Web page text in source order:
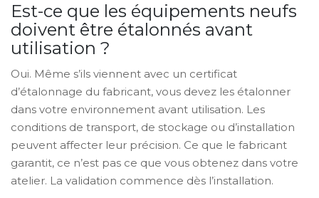
Est-ce que les équipements neufs
doivent être étalonnés avant
utilisation ?
Oui. Même s’ils viennent avec un certificat
d’étalonnage du fabricant, vous devez les étalonner
dans votre environnement avant utilisation. Les
conditions de transport, de stockage ou d’installation
peuvent affecter leur précision. Ce que le fabricant
garantit, ce n’est pas ce que vous obtenez dans votre
atelier. La validation commence dès l’installation.